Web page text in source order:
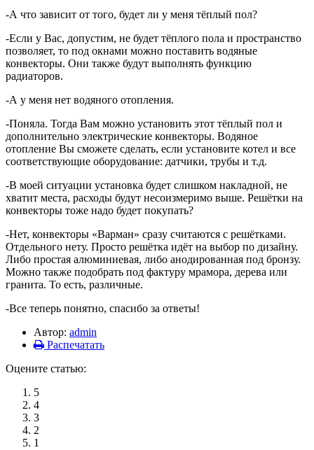
-А что зависит от того, будет ли у меня тёплый пол?
-Если у Вас, допустим, не будет тёплого пола и пространство
позволяет, то под окнами можно поставить водяные
конвекторы. Они также будут выполнять функцию
радиаторов.
-А у меня нет водяного отопления.
-Поняла. Тогда Вам можно установить этот тёплый пол и
дополнительно электрические конвекторы. Водяное
отопление Вы сможете сделать, если установите котел и все
соответствующие оборудование: датчики, трубы и т.д.
-В моей ситуации установка будет слишком накладной, не
хватит места, расходы будут несоизмеримо выше. Решётки на
конвекторы тоже надо будет покупать?
-Нет, конвекторы «Варман» сразу считаются с решётками.
Отдельного нету. Просто решётка идёт на выбор по дизайну.
Либо простая алюминиевая, либо анодированная под бронзу.
Можно также подобрать под фактуру мрамора, дерева или
гранита. То есть, различные.
-Все теперь понятно, спасибо за ответы!
Автор: admin
Распечатать
Оцените статью:
5
4
3
2
1